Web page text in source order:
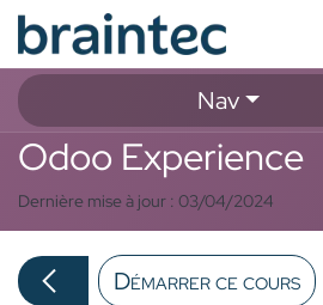
Se rendre au contenu
Nav
Odoo Experience
Dernière mise à jour : 03/04/2024
Démarrer ce cours